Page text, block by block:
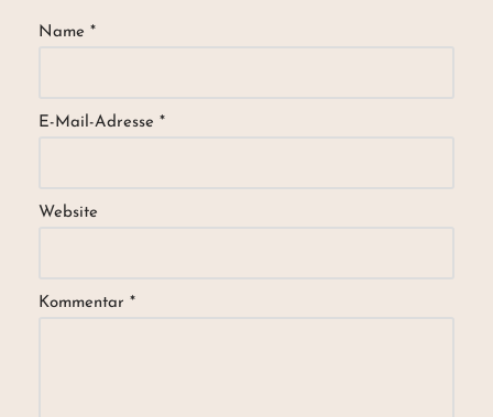
Name *
E-Mail-Adresse *
Website
Kommentar *